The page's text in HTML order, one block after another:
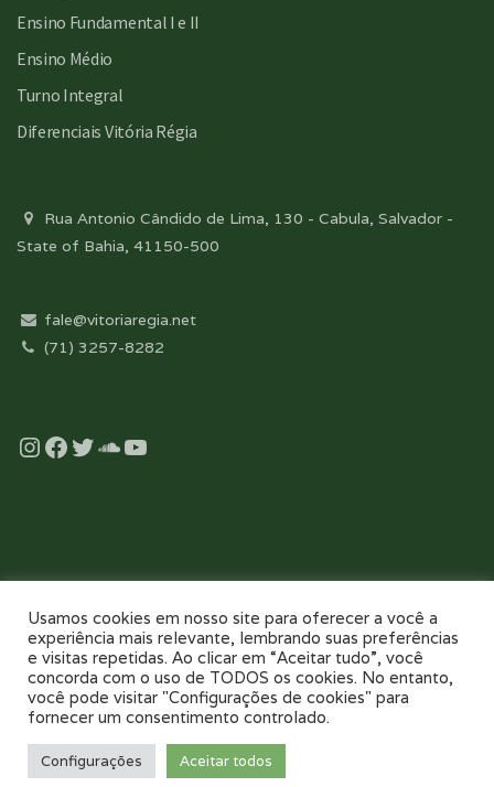
Ensino Fundamental I e II
Ensino Médio
Turno Integral
Diferenciais Vitória Régia
Rua Antonio Cândido de Lima, 130 - Cabula, Salvador -
State of Bahia, 41150-500
fale@vitoriaregia.net
(71) 3257-8282
Instagram
Facebook
Twitter
Soundcloud
YouTube
Desenvolvido com essência pela:
NOSSO COLÉGIO TOUR VIRTUAL 360
PAIS E FILHOS
CONTATO
Usamos cookies em nosso site para oferecer a você a
experiência mais relevante, lembrando suas preferências
e visitas repetidas. Ao clicar em “Aceitar tudo”, você
concorda com o uso de TODOS os cookies. No entanto,
você pode visitar "Configurações de cookies" para
fornecer um consentimento controlado.
Configurações Aceitar todos